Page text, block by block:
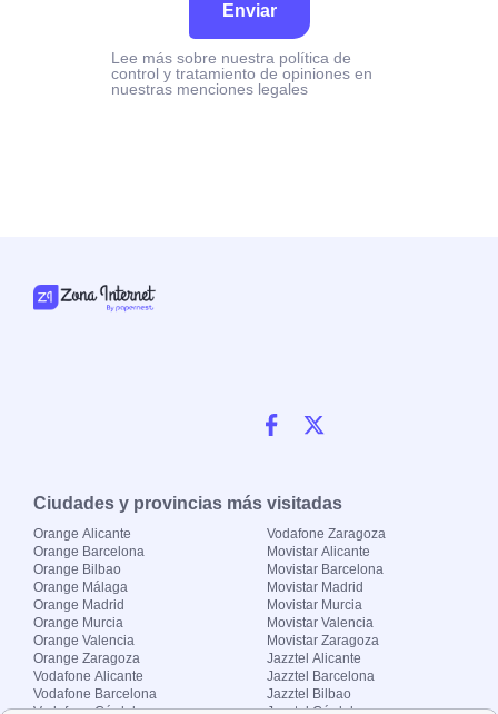
Enviar
Lee más sobre nuestra política de
control y tratamiento de opiniones en
nuestras menciones legales
Ciudades y provincias más visitadas
Orange Alicante
Orange Barcelona
Orange Bilbao
Orange Málaga
Orange Madrid
Orange Murcia
Orange Valencia
Orange Zaragoza
Vodafone Alicante
Vodafone Barcelona
Vodafone Zaragoza
Movistar Alicante
Movistar Barcelona
Movistar Madrid
Movistar Murcia
Movistar Valencia
Movistar Zaragoza
Jazztel Alicante
Jazztel Barcelona
Jazztel Bilbao